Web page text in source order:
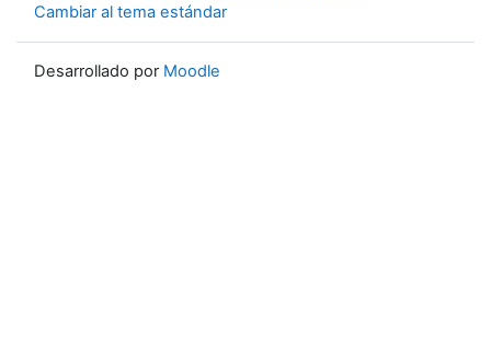
Cambiar al tema estándar
Desarrollado por Moodle